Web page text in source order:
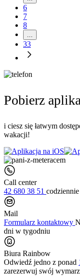
6
7
8
...
33
Pobierz
i ciesz się łatwym
wakacji!
Call center
42 680 38 51 codziennie
Mail
Formularz kontaktowy
dni w tygodniu
Biura Rainbow
Odwiedź jedno z ponad
zarezerwuj swój